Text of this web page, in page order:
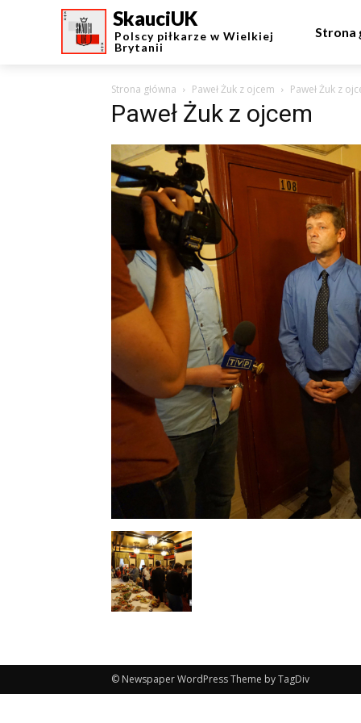
SkauciUK
Polscy piłkarze w Wielkiej
Brytanii
Strona
Strona główna Paweł Żuk z ojcem Paweł Żuk z
Paweł Żuk z ojcem
© Newspaper WordPress Theme by TagDiv